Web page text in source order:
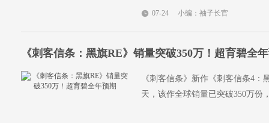
07-24 小编：袖子长官
《刺客信条：黑旗RE》销量突破350万！超育碧全
《刺客信条》新作《刺客信条4
天，该作全球销量已突破350万份